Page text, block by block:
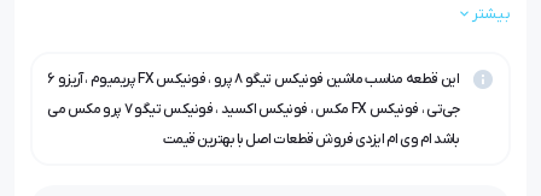
T1C، FX MAX
بیشتر
این قطعه مناسب ماشین فونیکس تیگو ۸ پرو ، فونیکس FX پریمیوم ، آریزو ۶
جی‌تی ، فونیکس FX مکس ، فونیکس اکسید ، فونیکس تیگو ۷ پرو مکس می
باشد ام وی ام ایزدی فروش قطعات اصل با بهترین قیمت